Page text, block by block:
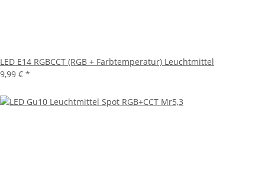
LED E14 RGBCCT (RGB + Farbtemperatur) Leuchtmittel
9,99 € *